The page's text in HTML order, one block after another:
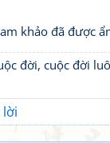
khảo đã được
đời, cuộc đời
lời